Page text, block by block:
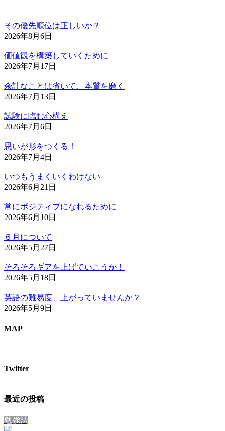
その優先順位は正しいか？
2026年8月6日
価値観を構築していくために
2026年7月17日
余計なことは省いて、本質を磨く
2026年7月13日
試験に臨む心構え
2026年7月6日
思いが形をつくる！
2026年7月4日
いつもうまくいくわけない
2026年6月21日
常にポジティブになれるために
2026年6月10日
６月について
2026年5月27日
そろそろギアを上げていこうか！
2026年5月18日
英語の難易度、上がっていませんか？
2026年5月9日
MAP
Twitter
最近の投稿
勉強法